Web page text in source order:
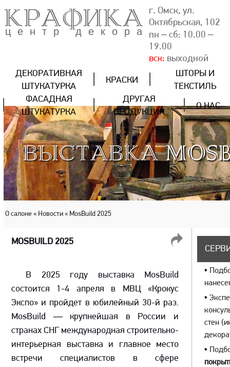
КРАФИКА
центр декора
г. Омск, ул.
Октябрьская, 102
пн – сб: 10.00 –
19.00
вск: выходной
ДЕКОРАТИВНАЯ
ШТУКАТУРКА
КРАСКИ
ШТОРЫ И
ТЕКСТИЛЬ
ФАСАДНАЯ
ШТУКАТУРКА
ДРУГАЯ
ПРОДУКЦИЯ
О НАС
ВЫСТАВКА
О салоне « Новости « MosBuild 2025
MOSBUILD 2025
В 2025 году выставка MosBuild
состоится 1-4 апреля в МВЦ «Крокус
Экспо» и пройдет в юбилейный 30-й раз.
MosBuild — крупнейшая в России и
странах СНГ международная строительно-
интерьерная выставка и главное место
встречи специалистов в сфере
•
•
стен
•